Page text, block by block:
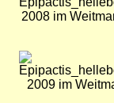
2008 im
Bild
2009 im